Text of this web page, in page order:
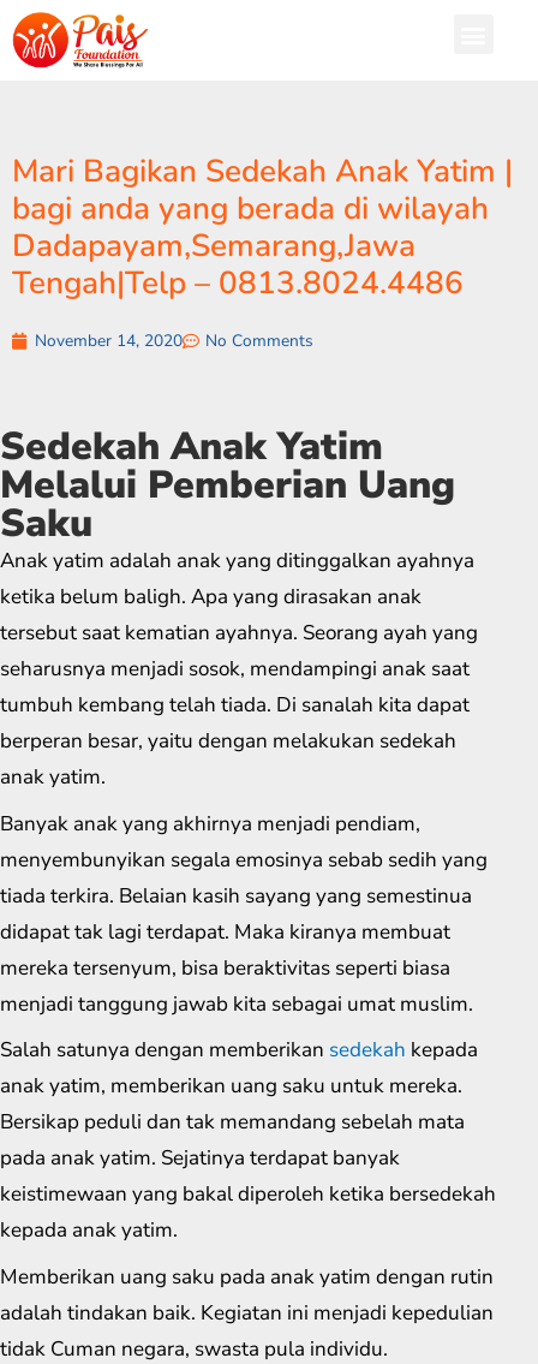
Mari Bagikan Sedekah Anak Yatim |
bagi anda yang berada di wilayah
Dadapayam,Semarang,Jawa
Tengah|Telp – 0813.8024.4486
November 14, 2020 No Comments
Sedekah Anak Yatim
Melalui Pemberian Uang
Saku
Anak yatim adalah anak yang ditinggalkan ayahnya
ketika belum baligh. Apa yang dirasakan anak
tersebut saat kematian ayahnya. Seorang ayah yang
seharusnya menjadi sosok, mendampingi anak saat
tumbuh kembang telah tiada. Di sanalah kita dapat
berperan besar, yaitu dengan melakukan sedekah
anak yatim.
Banyak anak yang akhirnya menjadi pendiam,
menyembunyikan segala emosinya sebab sedih yang
tiada terkira. Belaian kasih sayang yang semestinua
didapat tak lagi terdapat. Maka kiranya membuat
mereka tersenyum, bisa beraktivitas seperti biasa
menjadi tanggung jawab kita sebagai umat muslim.
Salah satunya dengan memberikan sedekah kepada
anak yatim, memberikan uang saku untuk mereka.
Bersikap peduli dan tak memandang sebelah mata
pada anak yatim. Sejatinya terdapat banyak
keistimewaan yang bakal diperoleh ketika bersedekah
kepada anak yatim.
Memberikan uang saku pada anak yatim dengan rutin
adalah tindakan baik. Kegiatan ini menjadi kepedulian
tidak Cuman negara, swasta pula individu.